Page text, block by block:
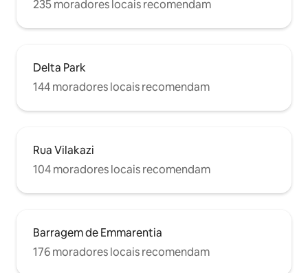
235 moradores locais recomendam
Delta Park
144 moradores locais recomendam
Rua Vilakazi
104 moradores locais recomendam
Barragem de Emmarentia
176 moradores locais recomendam